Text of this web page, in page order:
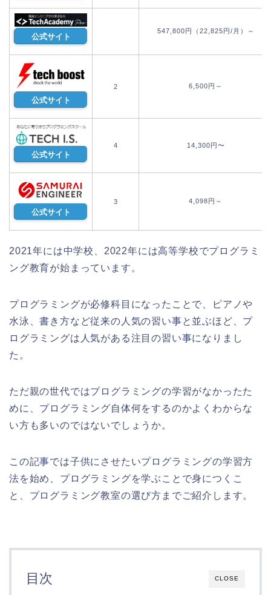
公式サイト
547,800円（22,825円/月）～
公式サイト
2 6,500円～
公式サイト
4 14,300円〜
公式サイト
3 4,098円～
2021年には中学校、2022年には高等学校でプログラミ
ング教育が始まっています。
プログラミングが必修科目になったことで、ピアノや
水泳、書き方など従来の人気の習い事と並ぶほど、 プ
ログラミングは 人気がある注目の習い事になりまし
た。
ただ親の世代ではプログラミングの学習がなかったた
めに、プログラミング自体何をするのかよくわからな
い方も多いのではないでしょうか。
この記事では子供にさせたいプログラミングの学習方
法を始め、プログラミングを学ぶことで身につくこ
と、プログラミング教室の選び方までご紹介します。
CLOSE
目次